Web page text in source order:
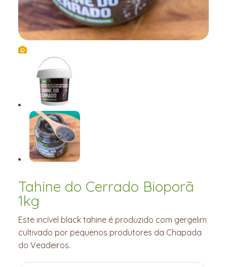
Tahine do Cerrado Bioporã
1kg
Este incível black tahine é produzido com gergelim
cultivado por pequenos produtores da Chapada
do Veadeiros.